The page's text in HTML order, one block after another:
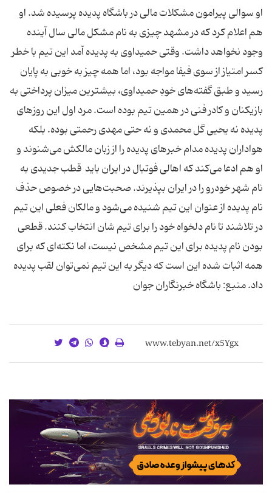
او سوالی پیرامون مشکلات مالی در باشگاه پدیده پرسیده شد. او
هم اعلام کرد که در مشهد چیزی به نام مشکل مالی سال آینده
وجود نخواهد داشت. وقتی حمیداوی به پدیده آمد این تیم با خطر
کسر امتیاز از سوی فیفا مواجه بود، اما همه چیز به خوبی به پایان
رسید و طبق گفته‌های خودِ حمیداوی، بیشترین میزان پرداختی به
بازیکنان و کادر فنی در همین تیم بوده است. مرد اول این روز‌های
پدیده نه یحیی گل محمدی و نه حتی مهدی رحمتی بوده. بلکه
هواداران پدیده مدام خبرهای پدیده را از زبان مالکش می‌شنوند و
او هم ادعا می‌کند که اهالی فوتبال در ایران باید قطب جدیدی به
نام شهر خودرو را در ایران بپذیرند. صحبت‌هایی در خصوص حذف
نام پدیده از عنوان این تیم شنیده می‌شود و مالکان فعلی این تیم
در تلاشند تا نام دلخواه خود را برای تیم شان انتخاب کنند. قطعی
بودن نام پدیده برای این تیم مشخص نیست، اما نکته‌ای که برای
همه اثبات شده این است که دیگر به این تیم نمی‌توان لقب پدیده
داد. منبع: باشگاه خبرنگاران جوان